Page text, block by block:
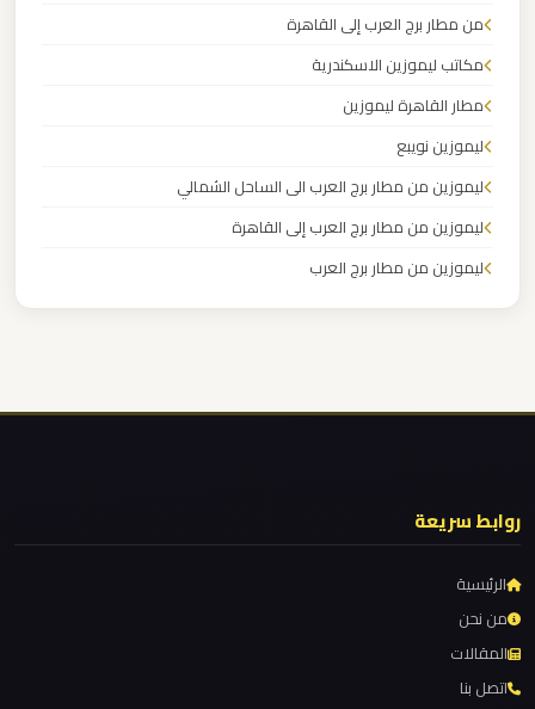
من مطار برج العرب إلى القاهرة
مكاتب ليموزين الاسكندرية
مطار القاهرة ليموزين
ليموزين نويبع
ليموزين من مطار برج العرب الى الساحل الشمالي
ليموزين من مطار برج العرب إلى القاهرة
ليموزين من مطار برج العرب
ليموزين من مطار القاهرة
ليموزين مطار شرم الشيخ
ليموزين مطار سفنكس
ليموزين مطار برج العرب والإسكندرية
ليموزين مطار برج العرب الي مرسي مطروح
العرب
الشيخ
ليموزين
العرب
سدر
برج
ليموزين
برج
العرب
القاهرة
روابط سريعة
الرئيسية
من نحن
المقالات
اتصل بنا